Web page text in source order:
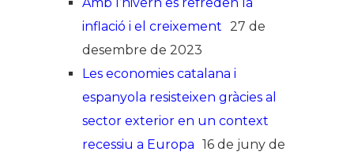
inflació i el creixement 27 de
desembre de 2023
Les economies catalana i
espanyola resisteixen gràcies al
sector exterior en un context
recessiu a Europa 16 de juny de